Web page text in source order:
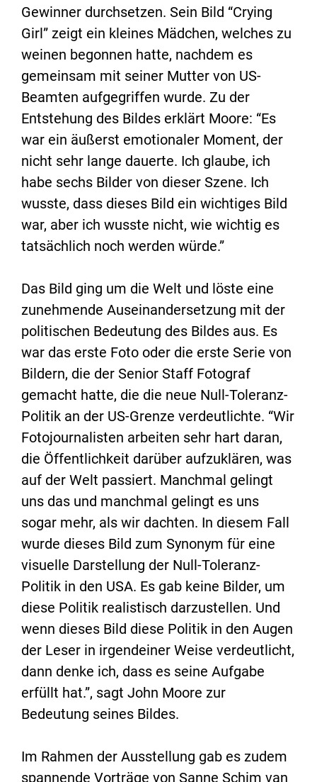
Gewinner durchsetzen. Sein Bild “Crying
Girl” zeigt ein kleines Mädchen, welches zu
weinen begonnen hatte, nachdem es
gemeinsam mit seiner Mutter von US-
Beamten aufgegriffen wurde. Zu der
Entstehung des Bildes erklärt Moore: “Es
war ein äußerst emotionaler Moment, der
nicht sehr lange dauerte. Ich glaube, ich
habe sechs Bilder von dieser Szene. Ich
wusste, dass dieses Bild ein wichtiges Bild
war, aber ich wusste nicht, wie wichtig es
tatsächlich noch werden würde.”
Das Bild ging um die Welt und löste eine
zunehmende Auseinandersetzung mit der
politischen Bedeutung des Bildes aus. Es
war das erste Foto oder die erste Serie von
Bildern, die der Senior Staff Fotograf
gemacht hatte, die die neue Null-Toleranz-
Politik an der US-Grenze verdeutlichte. “Wir
Fotojournalisten arbeiten sehr hart daran,
die Öffentlichkeit darüber aufzuklären, was
auf der Welt passiert. Manchmal gelingt
uns das und manchmal gelingt es uns
sogar mehr, als wir dachten. In diesem Fall
wurde dieses Bild zum Synonym für eine
visuelle Darstellung der Null-Toleranz-
Politik in den USA. Es gab keine Bilder, um
diese Politik realistisch darzustellen. Und
wenn dieses Bild diese Politik in den Augen
der Leser in irgendeiner Weise verdeutlicht,
dann denke ich, dass es seine Aufgabe
erfüllt hat.”, sagt John Moore zur
Bedeutung seines Bildes.
Im Rahmen der Ausstellung gab es zudem
spannende Vorträge von Sanne Schim van